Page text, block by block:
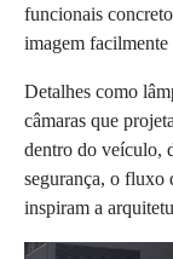
funcionais
imagem facilmente
Detalhes como
câmaras que
dentro do veículo,
segurança, o fluxo
inspiram a